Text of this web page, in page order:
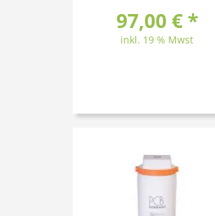
97,00 € *
inkl. 19 % Mwst